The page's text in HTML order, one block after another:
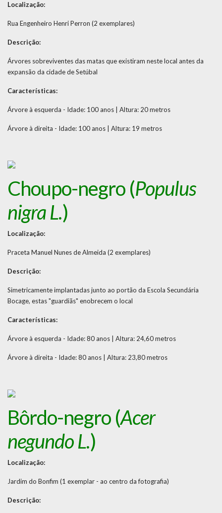
Localização:
Rua Engenheiro Henri Perron (2 exemplares)
Descrição:
Árvores sobreviventes das matas que existiram neste local antes da
expansão da cidade de Setúbal
Características:
Árvore à esquerda - Idade: 100 anos | Altura: 20 metros
Árvore à direita - Idade: 100 anos | Altura: 19 metros
Choupo-negro (Populus
nigra L.)
Localização:
Praceta Manuel Nunes de Almeida (2 exemplares)
Descrição:
Simetricamente implantadas junto ao portão da Escola Secundária
Bocage, estas "guardiãs" enobrecem o local
Características:
Árvore à esquerda - Idade: 80 anos | Altura: 24,60 metros
Árvore à direita - Idade: 80 anos | Altura: 23,80 metros
Bôrdo-negro (Acer
negundo L.)
Localização:
Jardim do Bonfim (1 exemplar - ao centro da fotografia)
Descrição: